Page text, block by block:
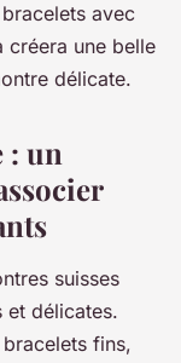
avec
créera une belle
délicate.
: un
suisses
et délicates.
fins,